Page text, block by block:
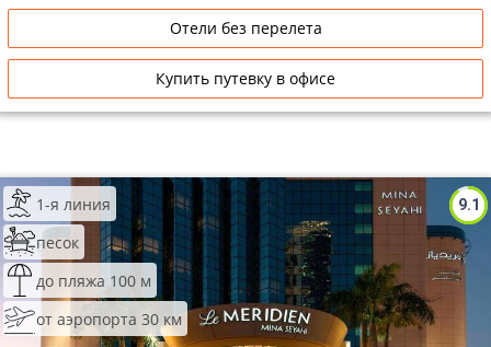
Отели без перелета
Купить путевку в офисе
9.1
1-я линия
песок
до пляжа 100 м
от аэропорта 30 км